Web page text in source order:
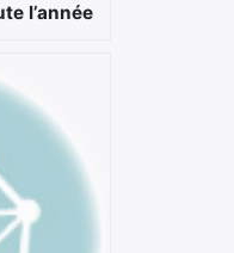
l’année